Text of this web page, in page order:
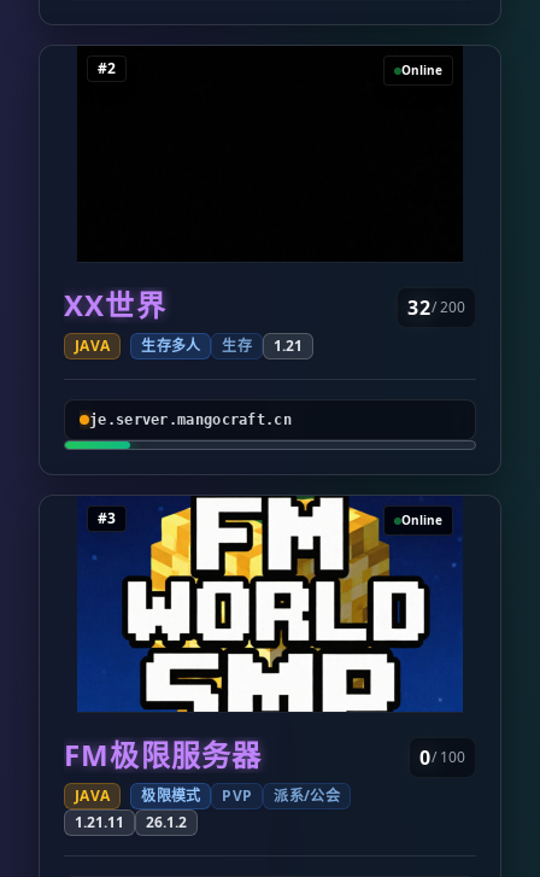
#2 Online
XX世界
JAVA 生存多人 生存 1.21
32/ 200
je.server.mangocraft.cn
#3 Online
FM极限服务器
JAVA 极限模式 PVP
派系/公会
1.21.11
26.1.2
0/ 100